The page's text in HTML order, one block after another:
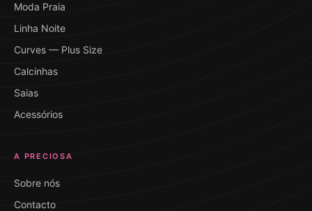
Moda Praia
Linha Noite
Curves — Plus Size
Calcinhas
Saias
Acessórios
A PRECIOSA
Sobre nós
Contacto